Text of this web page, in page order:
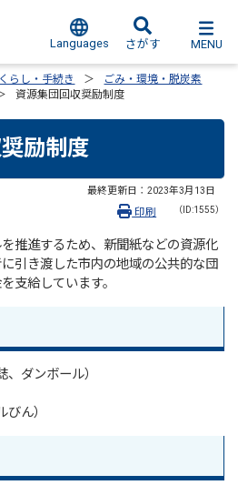
Languages さがす MENU
くらし・手続き
ごみ・環境・脱炭素
資源集団回収奨励制度
励制度
最終更新日： 2023年3月13日
（ID:1555）
印刷
推進するため、新聞紙などの資源化
引き渡した市内の地域の公共的な団
支給しています。
ダンボール）
ん）